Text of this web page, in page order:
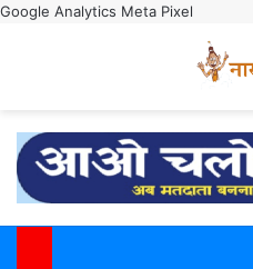
Google Analytics Meta Pixel